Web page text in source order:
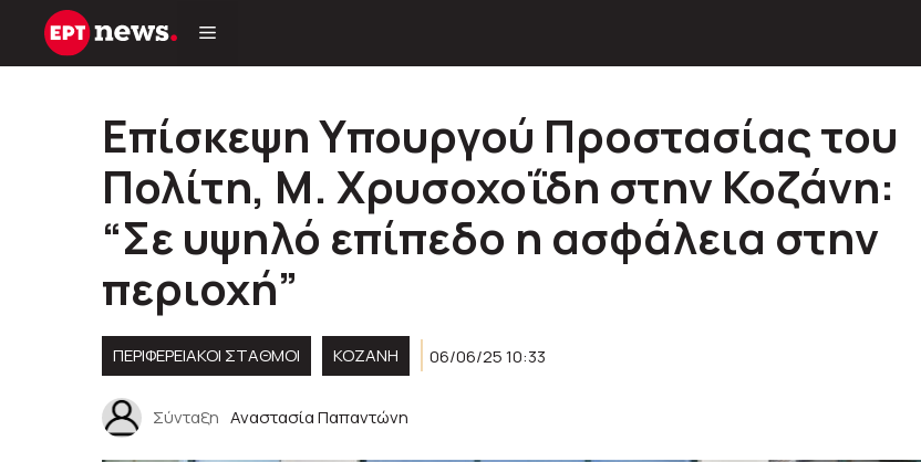
Μετάβαση
Επίσκεψη Υπουργού Προστασίας του
Πολίτη, Μ. Χρυσοχοΐδη στην Κοζάνη:
“Σε υψηλό επίπεδο η ασφάλεια στην
περιοχή”
ΠΕΡΙΦΕΡΕΙΑΚΟΊ ΣΤΑΘΜΟΊ KOZANH 06/06/25 10:33
Σύνταξη Αναστασία Παπαντώνη